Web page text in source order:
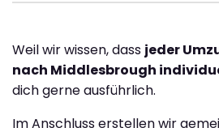
Weil wir wissen, dass jeder
nach Middlesbrough
dich gerne ausführlich.
Im Anschluss erstellen wir